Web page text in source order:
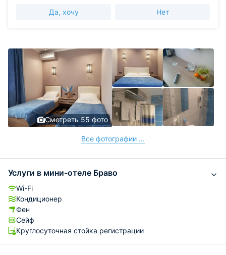
Да, хочу Нет
Смотреть 55 фото
Все фотографии ...
Услуги в мини-отеле Браво
Wi-Fi
Кондиционер
Фен
Сейф
Круглосуточная стойка регистрации